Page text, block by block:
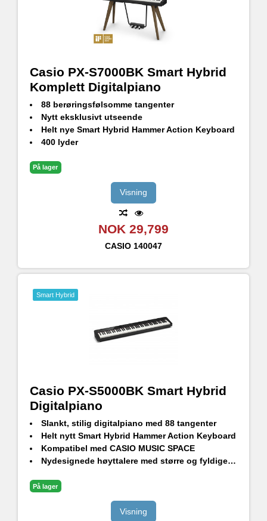
Casio PX-S7000BK Smart Hybrid
Komplett Digitalpiano
88 berøringsfølsomme tangenter
Nytt eksklusivt utseende
Helt nye Smart Hybrid Hammer Action Keyboard
400 lyder
Flerdimensjonal Morphing Air-lydkilde
Bluetooth® Audio kompatibel med WUBT10 (inkludert)
På lager
Visning
NOK 29,799
CASIO 140047
Smart Hybrid
Casio PX-S5000BK Smart Hybrid
Digitalpiano
Slankt, stilig digitalpiano med 88 tangenter
Helt nytt Smart Hybrid Hammer Action Keyboard
Kompatibel med CASIO MUSIC SPACE
Nydesignede høyttalere med større og fyldigere lyd
23 lyder, 3 flygellyder og Line out
På lager
Visning